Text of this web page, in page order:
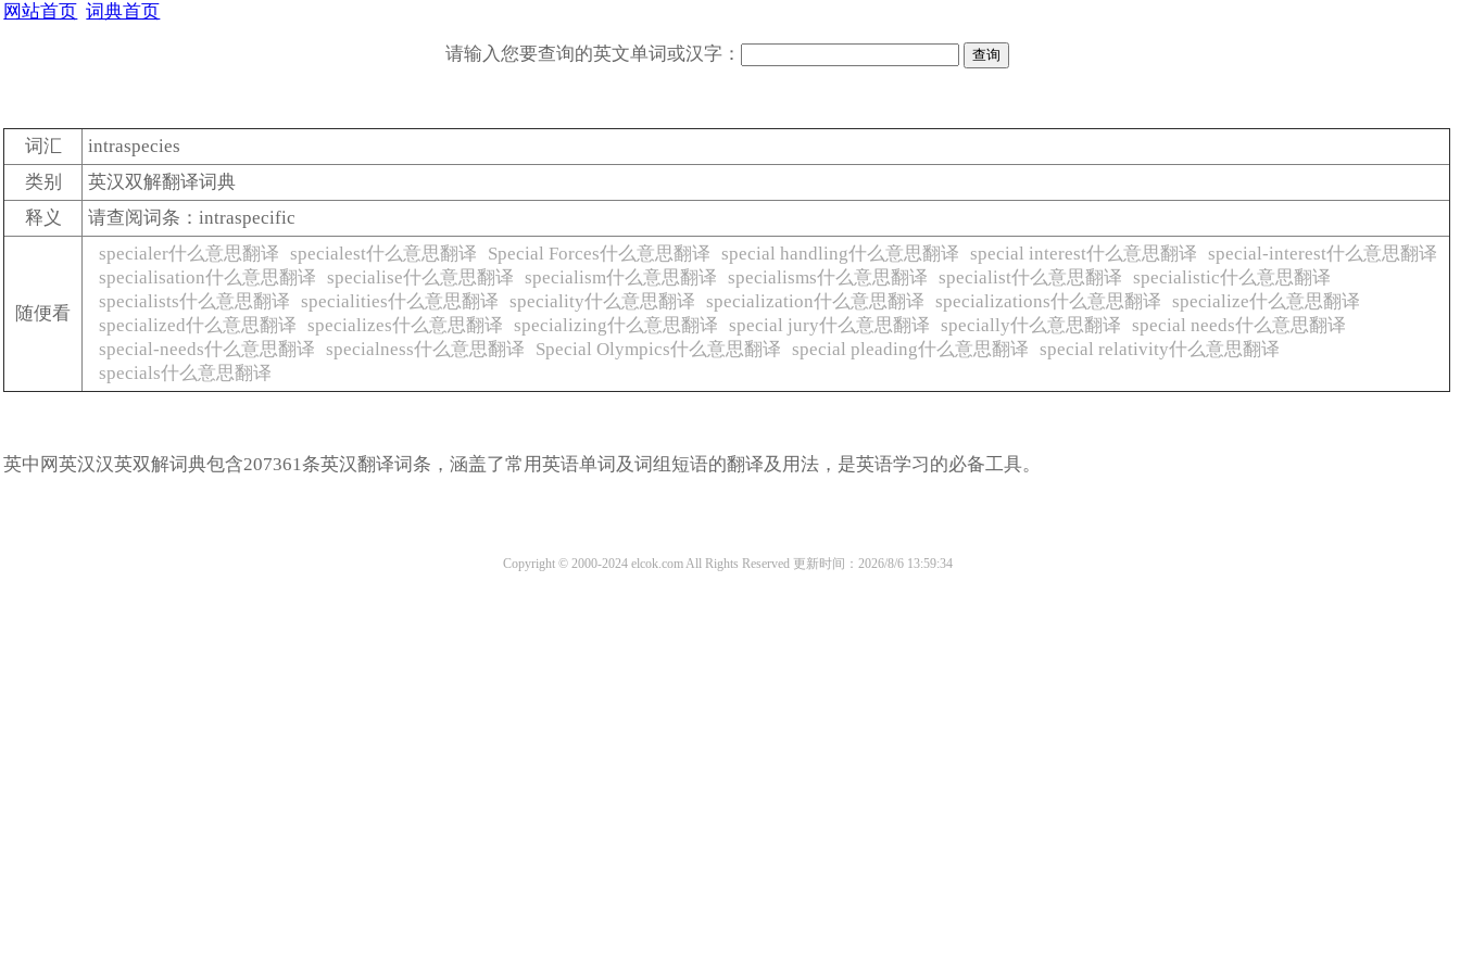
网站首页 词典首页
请输入您要查询的英文单词或汉字：
词汇
intraspecies
类别
英汉双解翻译词典
释义
请查阅词条：intraspecific
随便看
specialer什么意思翻译 specialest什么意思翻译 Special Forces什么意思翻译 special handling什么意思翻译 special interest什么意思翻译 special-interest什么意思翻译
specialisation什么意思翻译 specialise什么意思翻译 specialism什么意思翻译 specialisms什么意思翻译 specialist什么意思翻译 specialistic什么意思翻译
specialists什么意思翻译 specialities什么意思翻译 speciality什么意思翻译 specialization什么意思翻译 specializations什么意思翻译 specialize什么意思翻译
specialized什么意思翻译 specializes什么意思翻译 specializing什么意思翻译 special jury什么意思翻译 specially什么意思翻译 special needs什么意思翻译
special-needs什么意思翻译 specialness什么意思翻译 Special Olympics什么意思翻译 special pleading什么意思翻译 special relativity什么意思翻译
specials什么意思翻译
英中网英汉汉英双解词典包含207361条英汉翻译词条，涵盖了常用英语单词及词组短语的翻译及用法，是英语学习的必备工具。
Copyright © 2000-2024 elcok.com All Rights Reserved 更新时间：2026/8/6 13:59:34